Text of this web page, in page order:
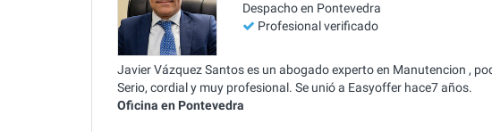
Despacho en Pontevedra
Profesional verificado
Javier Vázquez Santos es un abogado experto en Manutencion ,
Serio, cordial y muy profesional. Se unió a Easyoffer hace7 años.
Oficina en Pontevedra